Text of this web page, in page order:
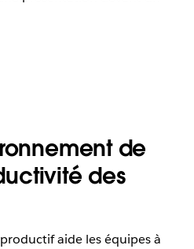
de
des
aide les équipes à